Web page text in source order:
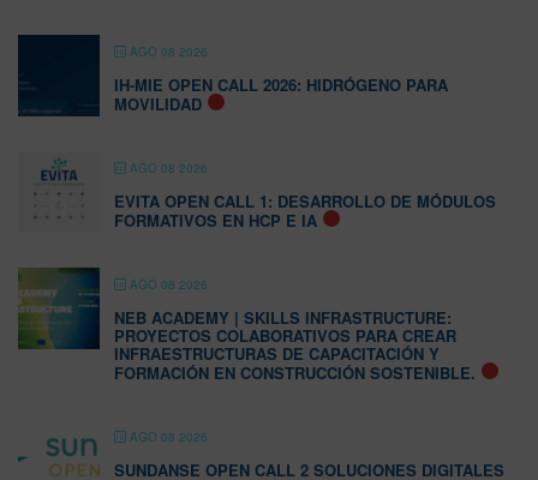
AGO 08 2026
IH-MIE OPEN CALL 2026: HIDRÓGENO PARA
MOVILIDAD
AGO 08 2026
EVITA OPEN CALL 1: DESARROLLO DE MÓDULOS
FORMATIVOS EN HCP E IA
AGO 08 2026
NEB ACADEMY | SKILLS INFRASTRUCTURE:
PROYECTOS COLABORATIVOS PARA CREAR
INFRAESTRUCTURAS DE CAPACITACIÓN Y
FORMACIÓN EN CONSTRUCCIÓN SOSTENIBLE.
AGO 08 2026
SUNDANSE OPEN CALL 2 SOLUCIONES DIGITALES